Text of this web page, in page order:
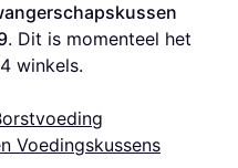
. Dit is momenteel het
4 winkels.
Voedingskussens